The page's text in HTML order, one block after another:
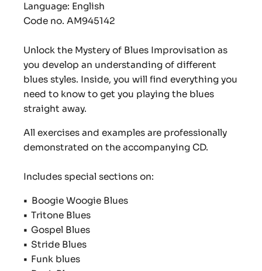
Language: English
Code no. AM945142
Unlock the Mystery of Blues Improvisation as
you develop an understanding of different
blues styles. Inside, you will find everything you
need to know to get you playing the blues
straight away.
All exercises and examples are professionally
demonstrated on the accompanying CD.
Includes special sections on:
• Boogie Woogie Blues
• Tritone Blues
• Gospel Blues
• Stride Blues
• Funk blues